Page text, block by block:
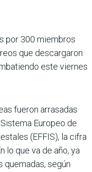
por 300 miembros
que descargaron
este viernes
fueron arrasadas
Europeo de
(EFFIS), la cifra
lo que va de año, ya
quemadas, según